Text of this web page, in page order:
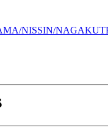
NISSIN/